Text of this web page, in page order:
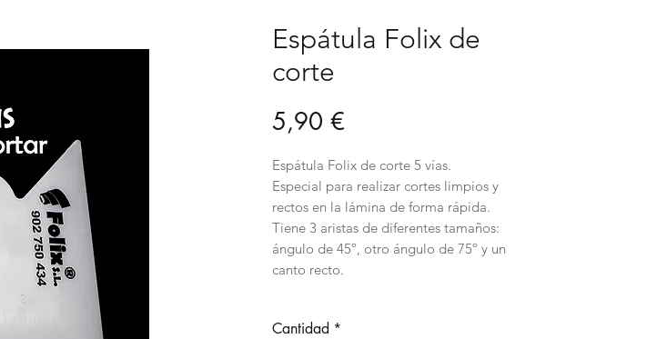
Espátula Folix de
corte
5,90 €
Espátula Folix de corte 5 vías.
Especial para realizar cortes limpios y
rectos en la lámina de forma rápida.
Tiene 3 aristas de diferentes tamaños:
ángulo de 45º, otro ángulo de 75º y un
canto recto.
Cantidad *